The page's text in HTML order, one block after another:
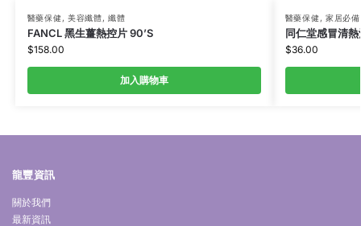
醫藥保健, 美容纖體,纖體
FANCL 黑生薑熱控片 90’S
$158.00
加入購物車
醫藥保健, 家居必備
同仁堂感冒清
$36.00
龍豐資訊
關於我們
最新資訊